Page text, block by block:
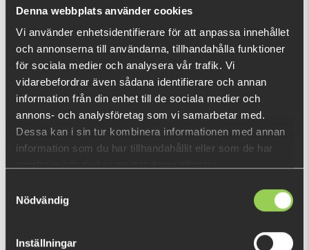
Denna webbplats använder cookies
Vi använder enhetsidentifierare för att anpassa innehållet
och annonserna till användarna, tillhandahålla funktioner
för sociala medier och analysera vår trafik. Vi
vidarebefordrar även sådana identifierare och annan
information från din enhet till de sociala medier och
annons- och analysföretag som vi samarbetar med.
Dessa kan i sin tur kombinera informationen med annan
information som du har tillhandahållit eller som de har
Nödvändig
Inställningar
What is this?
RECENTLY VIEWED PRODUCTS